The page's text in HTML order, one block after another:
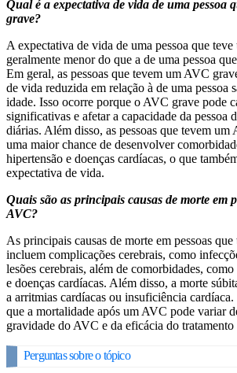
Qual é a expectativa de vida de uma pessoa
grave?
A expectativa de vida de uma pessoa que
geralmente menor do que a de uma pessoa
Em geral, as pessoas que tevem um AVC
de vida reduzida em relação à de uma pessoa
idade. Isso ocorre porque o AVC grave pode
significativas e afetar a capacidade da pessoa
diárias. Além disso, as pessoas que tevem
uma maior chance de desenvolver
hipertensão e doenças cardíacas, o que
expectativa de vida.
Quais são as principais causas de morte em
AVC?
As principais causas de morte em pessoas
incluem complicações cerebrais, como
lesões cerebrais, além de comorbidades,
e doenças cardíacas. Além disso, a morte
a arritmias cardíacas ou insuficiência
que a mortalidade após um AVC pode variar
gravidade do AVC e da eficácia do tratamento
Perguntas sobre o tópico